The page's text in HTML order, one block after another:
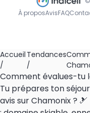
À proposAvisFAQ
Accueil
/
Tendances
/
Comment évalues-tu
Tu prépares ton
avis sur Chamonix ?